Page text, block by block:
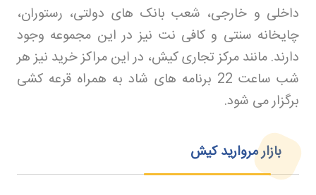
داخلی و خارجی، شعب بانک های دولتی، رستوران،
چایخانه سنتی و کافی نت نیز در این مجموعه وجود
دارند. مانند مرکز تجاری کیش، در این مراکز خرید نیز هر
شب ساعت 22 برنامه های شاد به همراه قرعه کشی
برگزار می شود.
بازار مروارید کیش